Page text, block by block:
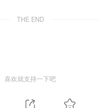
THE END
喜欢就支持一下吧